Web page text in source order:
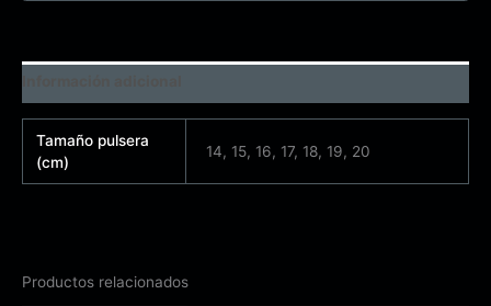
Tamaño pulsera
(cm)
14, 15, 16, 17, 18, 19, 20
Productos relacionados